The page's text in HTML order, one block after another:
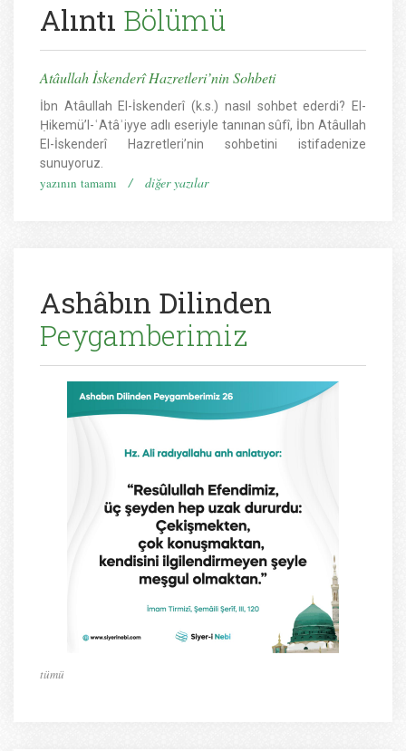
Alıntı Bölümü
Atâullah İskenderî Hazretleri’nin Sohbeti
İbn Atâullah El-İskenderî (k.s.) nasıl sohbet ederdi? El-
Ḥikemü’l-ʿAtâʾiyye adlı eseriyle tanınan sûfî, İbn Atâullah
El-İskenderî Hazretleri’nin sohbetini istifadenize
sunuyoruz.
yazının tamamı / diğer yazılar
Ashâbın Dilinden
Peygamberimiz
tümü